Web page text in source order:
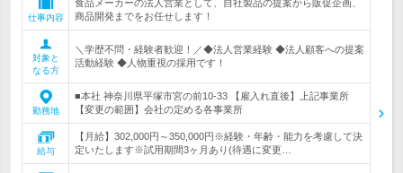
仕事内容
食品メーカーの法人営業として、自社製品の提案から販促企画、
商品開発までをお任せします！
対象と
なる方
＼学歴不問・経験者歓迎！／◆法人営業経験 ◆法人顧客への提案
活動経験 ◆人物重視の採用です！
勤務地
■本社 神奈川県平塚市宮の前10-33 【雇入れ直後】上記事業所
【変更の範囲】会社の定める各事業所
給与
【月給】302,000円～350,000円※経験・年齢・能力を考慮して決
定いたします※試用期間3ヶ月あり(待遇に変更…